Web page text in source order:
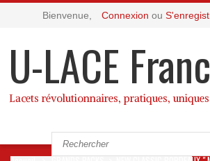
Bienvenue, Connexion ou
U-LACE
Lacets révolutionnaires, pratiques,